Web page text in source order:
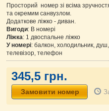
Просторий номер зі всіма
та окремим санвузлом.
Додаткове ліжко - диван.
Вигоди: В номері
Ліжка: 1 двоспальне ліжко
У номері: балкон, холодильник, душ,
телевізор, телефон
345,5 грн.